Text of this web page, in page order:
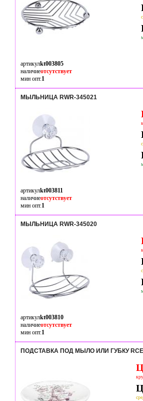
артикулkt003805
наличиеотсутствует
мин опт.1
МЫЛЬНИЦА RWR-345021
артикулkt003811
наличиеотсутствует
мин опт.1
МЫЛЬНИЦА RWR-345020
артикулkt003810
наличиеотсутствует
мин опт.1
ПОДСТАВКА ПОД МЫЛО ИЛИ ГУБКУ